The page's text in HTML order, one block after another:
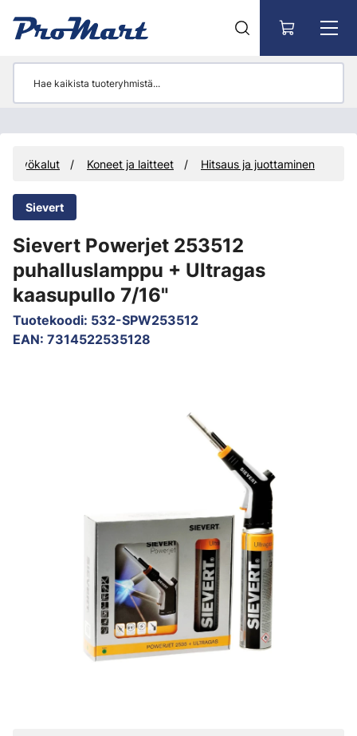
Työkalut Koneet ja laitteet Hitsaus ja juottaminen
Sievert
Sievert Powerjet 253512
puhalluslamppu + Ultragas
kaasupullo 7/16"
Tuotekoodi: 532-SPW253512
EAN: 7314522535128